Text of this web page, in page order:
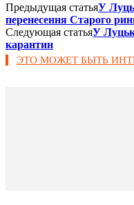
Предыдущая статьяУ
перенесення Старого
Следующая статьяУ
карантин
ЭТО МОЖЕТ БЫТЬ